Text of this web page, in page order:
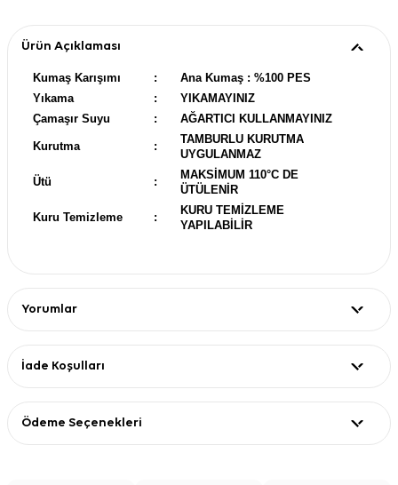
Ürün Açıklaması
Kumaş Karışımı :
Ana Kumaş : %100 PES
Yıkama
:
YIKAMAYINIZ
Çamaşır Suyu
: AĞARTICI KULLANMAYINIZ
Kurutma :
TAMBURLU KURUTMA
UYGULANMAZ
Ütü :
MAKSİMUM 110°C DE
ÜTÜLENİR
Kuru Temizleme :
KURU TEMİZLEME
YAPILABİLİR
Yorumlar
İade Koşulları
Ödeme Seçenekleri